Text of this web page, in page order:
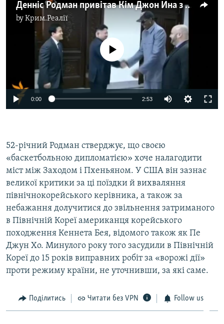
Денніс Родман привітав Кім Джон Ина з днем народження
byКрим.Реалії
No media source currently available
0:00 2:53
52-річний Родман стверджує, що своєю
«баскетбольною дипломатією» хоче налагодити
міст між Заходом і Пхеньяном. У США він зазнає
великої критики за ці поїздки й вихваляння
північнокорейського керівника, а також за
небажання долучитися до звільнення затриманого
в Північній Кореї американця корейського
походження Кеннета Бея, відомого також як Пе
Джун Хо. Минулого року того засудили в Північній
Кореї до 15 років виправних робіт за «ворожі дії»
проти режиму країни, не уточнивши, за які саме.
Поділитись Читати без VPN Follow us